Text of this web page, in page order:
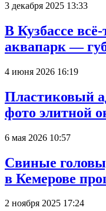
3 декабря 2025 13:33
В Кузбассе
аквапарк —
4 июня 2026 16:19
Пластиковый
фото элитной
6 мая 2026 10:57
Свиные
в Кемерове
2 ноября 2025 17:24